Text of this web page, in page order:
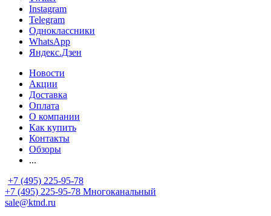
Instagram
Telegram
Одноклассники
WhatsApp
Яндекс.Дзен
Новости
Акции
Доставка
Оплата
О компании
Как купить
Контакты
Обзоры
...
+7 (495) 225-95-78
+7 (495) 225-95-78 Многоканальный
sale@ktnd.ru